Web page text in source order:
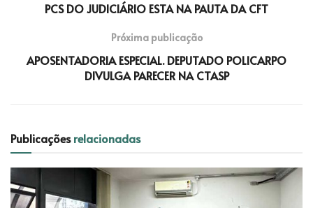
PCS DO JUDICIÁRIO ESTA NA PAUTA DA CFT
Próxima publicação
APOSENTADORIA ESPECIAL. DEPUTADO POLICARPO
DIVULGA PARECER NA CTASP
Publicaçõesrelacionadas